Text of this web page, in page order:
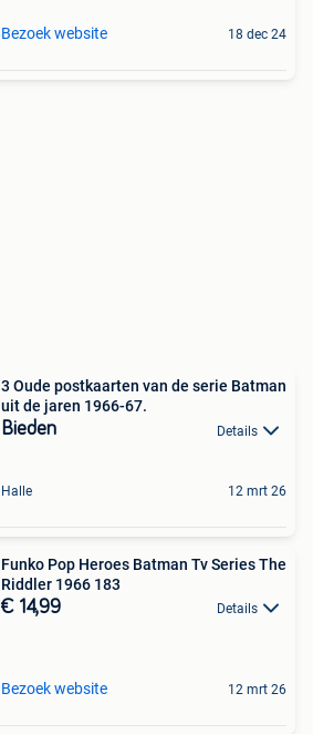
Bezoek website 18 dec 24
3 Oude postkaarten van de serie Batman
uit de jaren 1966-67.
Bieden Details
Halle 12 mrt 26
Funko Pop Heroes Batman Tv Series The
Riddler 1966 183
€ 14,99 Details
Bezoek website 12 mrt 26